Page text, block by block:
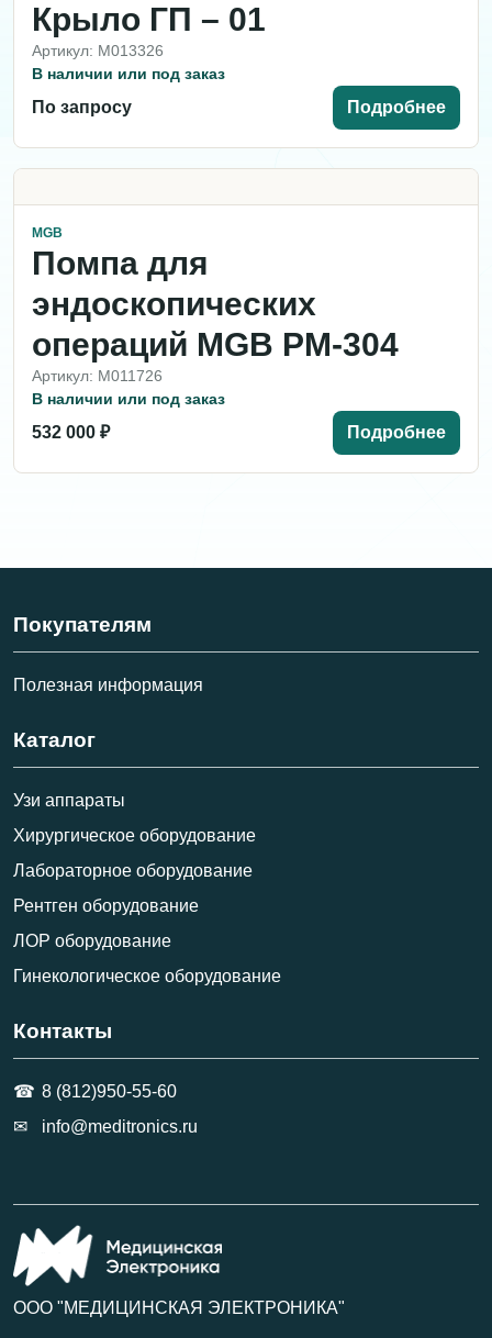
Крыло ГП – 01
Артикул: M013326
В наличии или под заказ
По запросу Подробнее
MGB
Помпа для
эндоскопических
операций MGB PM-304
Артикул: M011726
В наличии или под заказ
532 000 ₽ Подробнее
Покупателям
Полезная информация
Каталог
Узи аппараты
Хирургическое оборудование
Лабораторное оборудование
Рентген оборудование
ЛОР оборудование
Гинекологическое оборудование
Контакты
8 (812)950-55-60
info@meditronics.ru
ООО "МЕДИЦИНСКАЯ ЭЛЕКТРОНИКА"